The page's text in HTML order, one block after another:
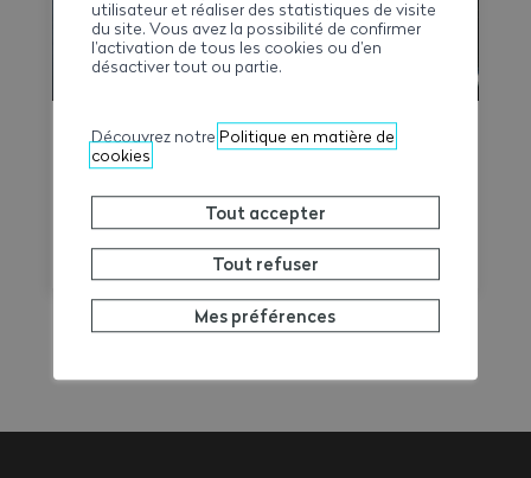
Épisode de canicule
épisode de canicule de degré 3 (ou 4, selon
Valais. Les températures élevées prévues au
cours des prochains jours sont susceptibles
d’entraîner des conséquences importantes
travailleurs exerçant une activité à
fortement exposés à la chaleur.
utilisateur et réaliser des statistiques de visite
du site. Vous avez la possibilité de confirmer
l’activation de tous les cookies ou d’en
désactiver tout ou partie.
Découvrez notre Politique en matière de
cookies
Tout accepter
Tout refuser
Mes préférences